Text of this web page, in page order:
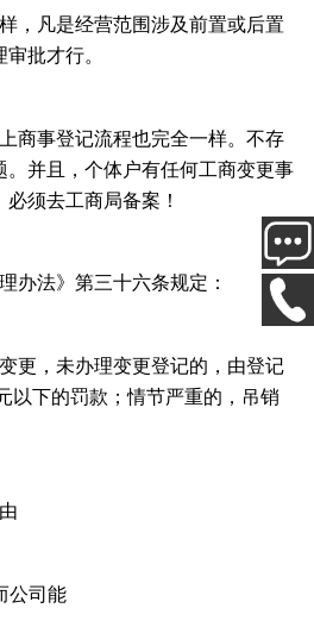
，凡是经营范围涉及前置或后置
批才行。
商事登记流程也完全一样。不存
。并且，个体户有任何工商变更事
须去工商局备案！
办法》第三十六条规定：
更，未办理变更登记的，由登记
以下的罚款；情节严重的，吊销
公司能